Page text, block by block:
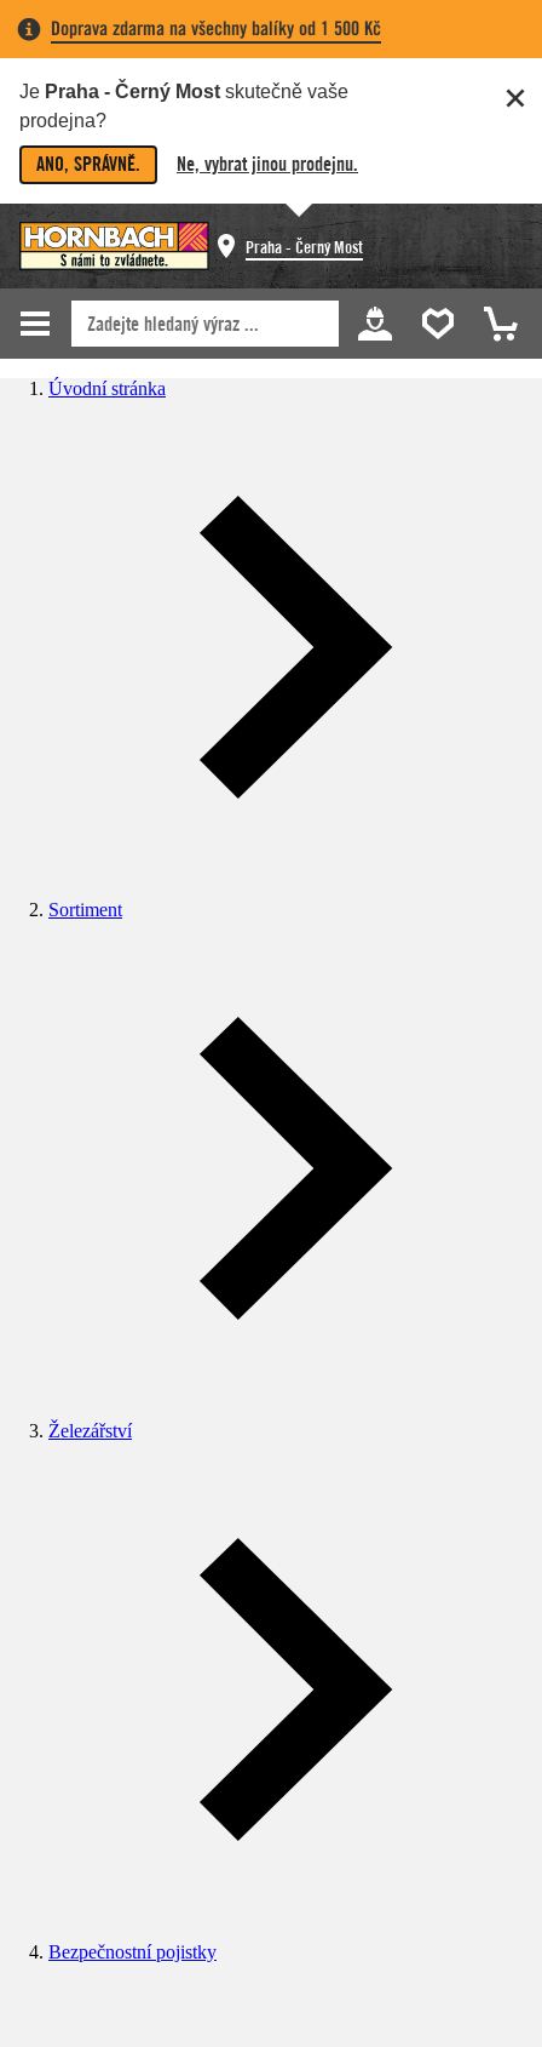
Doprava zdarma na všechny balíky od 1 500 Kč
Je Praha - Černý Most skutečně vaše
prodejna?
ANO, SPRÁVNĚ. Ne, vybrat jinou prodejnu.
Praha - Černý Most
Úvodní stránka
Sortiment
Železářství
Bezpečnostní pojistky